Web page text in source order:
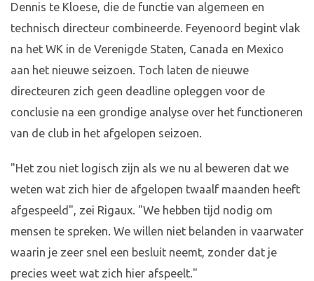
Dennis te Kloese, die de functie van algemeen en
technisch directeur combineerde. Feyenoord begint vlak
na het WK in de Verenigde Staten, Canada en Mexico
aan het nieuwe seizoen. Toch laten de nieuwe
directeuren zich geen deadline opleggen voor de
conclusie na een grondige analyse over het functioneren
van de club in het afgelopen seizoen.
"Het zou niet logisch zijn als we nu al beweren dat we
weten wat zich hier de afgelopen twaalf maanden heeft
afgespeeld", zei Rigaux. "We hebben tijd nodig om
mensen te spreken. We willen niet belanden in vaarwater
waarin je zeer snel een besluit neemt, zonder dat je
precies weet wat zich hier afspeelt."